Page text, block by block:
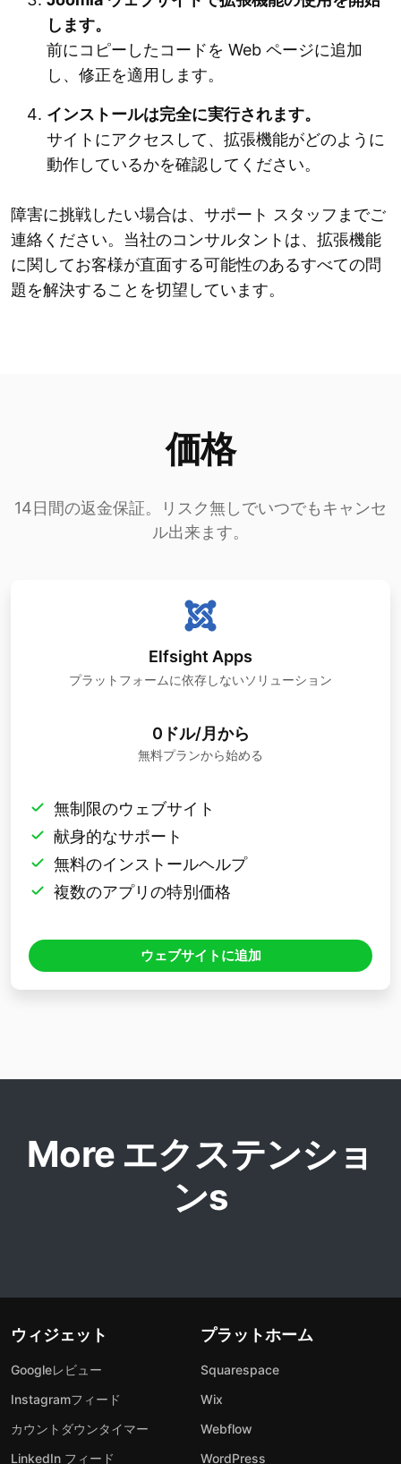
します。
前にコピーしたコードを Web ページに追加
し、修正を適用します。
インストールは完全に実行されます。
サイトにアクセスして、拡張機能がどのように
動作しているかを確認してください。
障害に挑戦したい場合は、サポート スタッフまでご
連絡ください。当社のコンサルタントは、拡張機能
に関してお客様が直面する可能性のあるすべての問
題を解決することを切望しています。
価格
14日間の返金保証。リスク無しでいつでもキャンセ
ル出来ます。
Elfsight Apps
プラットフォームに依存しないソリューション
0ドル/月から
無料プランから始める
無制限のウェブサイト
献身的なサポート
無料のインストールヘルプ
複数のアプリの特別価格
ウェブサイトに追加
More エクステンショ
ンs
ウィジェット
Googleレビュー
Instagramフィード
カウントダウンタイマー
LinkedIn フィード
プラットホーム
Squarespace
Wix
Webflow
WordPress